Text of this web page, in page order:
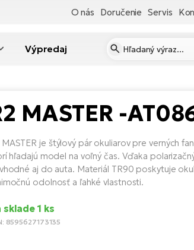
O nás Doručenie Servis
Výpredaj
MASTER -
MASTER je štýlový pár okuliarov pre verných
hľadajú model na voľný čas. Vďaka
aj do auta. Materiál TR90 poskytuje
odolnosť a ľahké vlastnosti.
sklade 1 ks
8595627173135